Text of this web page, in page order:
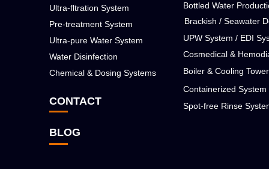
Ultra-fltration System
Pre-treatment System
Ultra-pure Water System
Water Disinfection
Chemical & Dosing Systems
CONTACT
BLOG
Bottled Water
Brackish / Seawater
UPW System / EDI
Cosmedical &
Boiler & Cooling Tower
Containerized System
Spot-free Rinse